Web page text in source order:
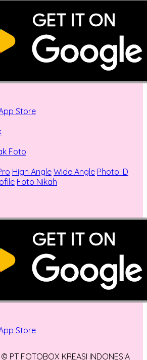
Foto
High Angle Wide Angle Photo ID
Foto Nikah
PT FOTOBOX KREASI INDONESIA